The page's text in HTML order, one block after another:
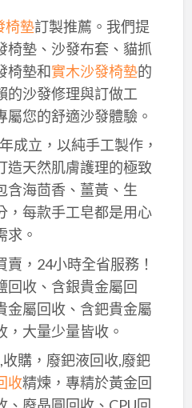
椅墊訂製推薦。我們提
椅墊、沙發布套、貓抓
椅墊和實木沙發椅墊的
的沙發修理與訂做工
您的舒適沙發體驗。
成立，以純手工製作，
造天然肌膚護理的極致
含海茴香、薑黃、生
，每款手工皂都是用心
求。
賣，24小時全省服務！
回收、含銀貴金屬回
金屬回收、含鈀貴金屬
，大量少量皆收。
購，廢鈀液回收,廢鈀
收精煉，專精於黃金回